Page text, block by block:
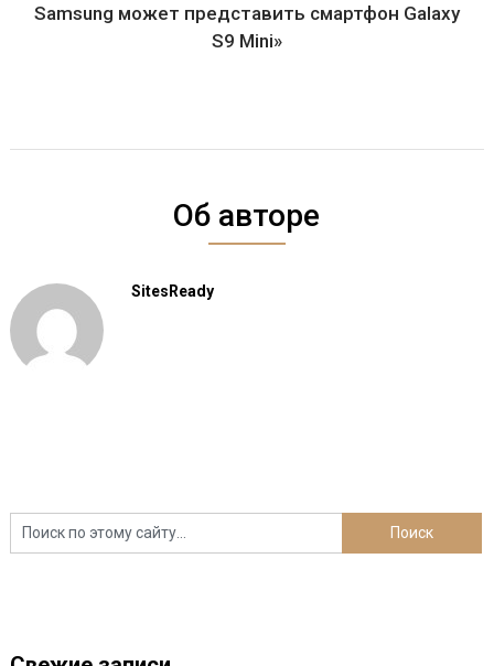
Samsung может представить смартфон Galaxy
S9 Mini»
Об авторе
SitesReady